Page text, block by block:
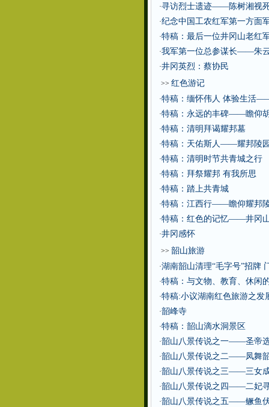
·寻访烈士遗迹——陈树湘视
·纪念中国工农红军第一方面
·特稿：最后一位井冈山老红
·我军第一位总参谋长——朱
·井冈英烈：蔡协民
>> 红色游记
·特稿：缅怀伟人 体验生活
·特稿：永远的丰碑——瞻仰
·特稿：清明拜谒耀邦墓
·特稿：天佑斯人——耀邦陵
·特稿：清明时节共青城之行
·特稿：拜祭耀邦 有我所思
·特稿：踏上共青城
·特稿：江西行——瞻仰耀邦
·特稿：红色的记忆——井冈
·井冈感怀
>> 韶山旅游
·湖南韶山清理“毛字号”招牌
·特稿：与文物、教育、休闲
·特稿:小议湖南红色旅游之发
·韶峰寺
·特稿：韶山滴水洞景区
·韶山八景传说之一——圣帝
·韶山八景传说之二——凤舞
·韶山八景传说之三——三女
·韶山八景传说之四——二妃
·韶山八景传说之五——鳜鱼